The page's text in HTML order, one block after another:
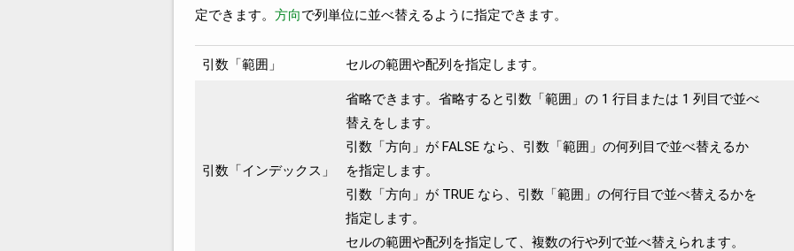
定できます。 方向で列単位に並べ替えるように指定できます。
引数「範囲」 セルの範囲や配列を指定します。
引数「インデックス」
省略できます。省略すると引数「範囲」の 1 行目または 1 列目で並べ
替えをします。
引数「方向」が FALSE なら、引数「範囲」の何列目で並べ替えるか
を指定します。
引数「方向」が TRUE なら、引数「範囲」の何行目で並べ替えるかを
指定します。
セルの範囲や配列を指定して、複数の行や列で並べ替えられます。